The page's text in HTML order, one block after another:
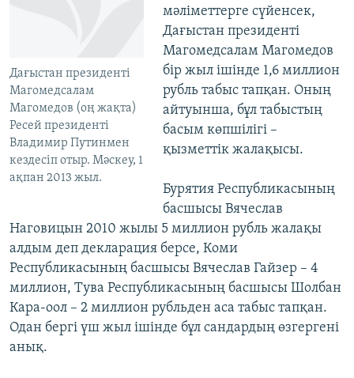
Дағыстан президенті
Магомедсалам
Магомедов (оң жақта)
Ресей президенті
Владимир Путинмен
кездесіп отыр. Мәскеу, 1
ақпан 2013 жыл.
мәліметтерге сүйенсек,
Дағыстан президенті
Магомедсалам Магомедов
бір жыл ішінде 1,6 миллион
рубль табыс тапқан. Оның
айтуынша, бұл табыстың
басым көпшілігі –
қызметтік жалақысы.
Бурятия Республикасының
басшысы Вячеслав
Наговицын 2010 жылы 5 миллион рубль жалақы
алдым деп декларация берсе, Коми
Республикасының басшысы Вячеслав Гайзер – 4
миллион, Тува Республикасының басшысы Шолбан
Кара-оол – 2 миллион рубльден аса табыс тапқан.
Одан бергі үш жыл ішінде бұл сандардың өзгергені
анық.